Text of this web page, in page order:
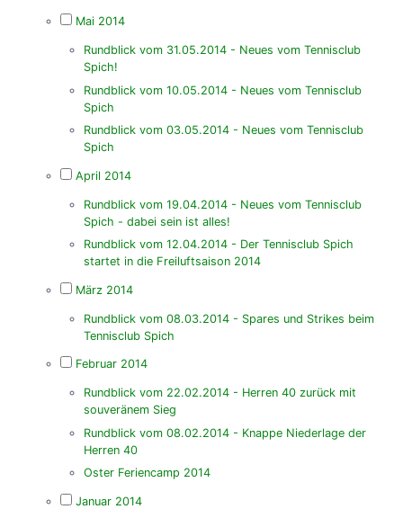
Mai 2014
Rundblick vom 31.05.2014 - Neues vom Tennisclub
Spich!
Rundblick vom 10.05.2014 - Neues vom Tennisclub
Spich
Rundblick vom 03.05.2014 - Neues vom Tennisclub
Spich
April 2014
Rundblick vom 19.04.2014 - Neues vom Tennisclub
Spich - dabei sein ist alles!
Rundblick vom 12.04.2014 - Der Tennisclub Spich
startet in die Freiluftsaison 2014
März 2014
Rundblick vom 08.03.2014 - Spares und Strikes beim
Tennisclub Spich
Februar 2014
Rundblick vom 22.02.2014 - Herren 40 zurück mit
souveränem Sieg
Rundblick vom 08.02.2014 - Knappe Niederlage der
Herren 40
Oster Feriencamp 2014
Januar 2014